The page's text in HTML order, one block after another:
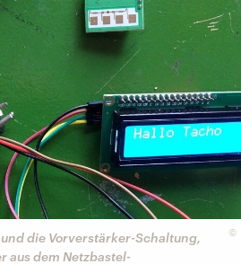
©
die Vorverstärker-Schaltung,
aus dem Netzbastel-